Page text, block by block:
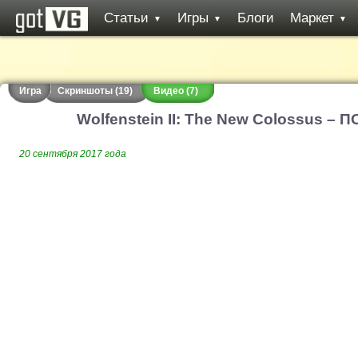
Статьи ▼ Игры ▼ Блоги Маркет ▼
Игра Скриншоты (19) Видео (7)
Wolfenstein II: The New Colossus
20 сентября 2017 года